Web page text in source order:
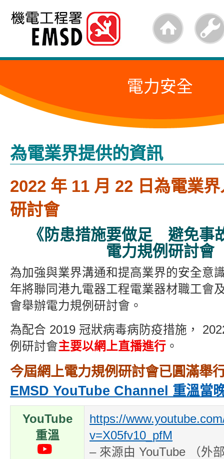
跳
內
的
始
電力安全
為電業界提供的資訊
2022 年 11 月 22 日為電業
研討會
《防患措施要做足 避免事
電力規例研討會
為加強與業界溝通和提高業界的安全意
年將聯同港九電器工程電業器材職工會
會舉辦電力規例研討會。
為配合 2019 冠狀病毒病防疫措施，
例研討會主要以網上直播進行 。
今屆網上電力規例研討會已圓滿舉
EMSD YouTube Channel 重溫當
YouTube
重溫
https://
v=X05fv10_pfM
– 來源由 YouTube （外